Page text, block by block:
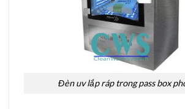
Đèn uv lắp ráp trong pass box